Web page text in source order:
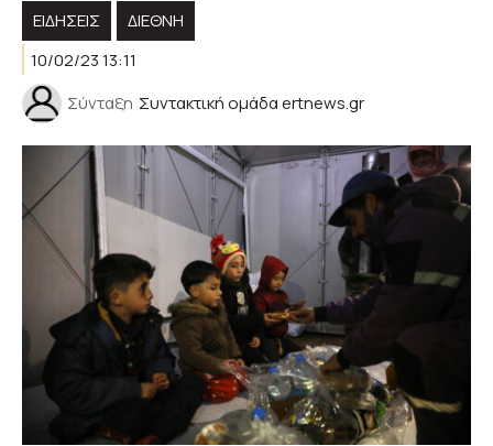
ΕΙΔΗΣΕΙΣ
ΔΙΕΘΝΗ
10/02/23 13:11
Σύνταξη Συντακτική ομάδα ertnews.gr